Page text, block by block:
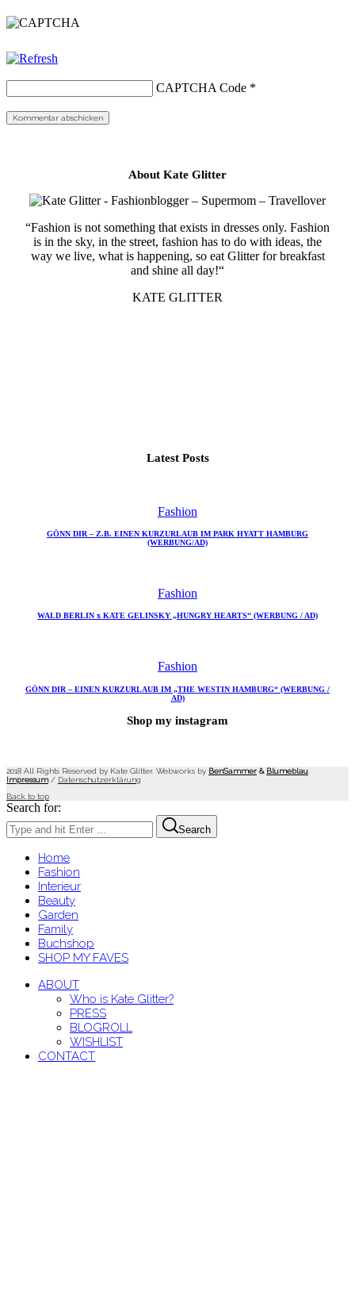
CAPTCHA Code *
About Kate Glitter
“Fashion is not something that exists in dresses only. Fashion
is in the sky, in the street, fashion has to do with ideas, the
way we live, what is happening, so eat Glitter for breakfast
and shine all day!“
KATE GLITTER
Latest Posts
Fashion
GÖNN DIR – Z.B. EINEN KURZURLAUB IM PARK HYATT HAMBURG
(WERBUNG/AD)
Fashion
WALD BERLIN x KATE GELINSKY „HUNGRY HEARTS“ (WERBUNG / AD)
Fashion
GÖNN DIR – EINEN KURZURLAUB IM „THE WESTIN HAMBURG“ (WERBUNG /
AD)
Shop my instagram
2018 All Rights Reserved by Kate Glitter. Webworks by BenSammer & Blumeblau
Impressum/ Datenschutzerklärung
Back to top
Search for:
Search
Home
Fashion
Interieur
Beauty
Garden
Family
Buchshop
SHOP MY FAVES
ABOUT
Who is Kate Glitter?
PRESS
BLOGROLL
WISHLIST
CONTACT